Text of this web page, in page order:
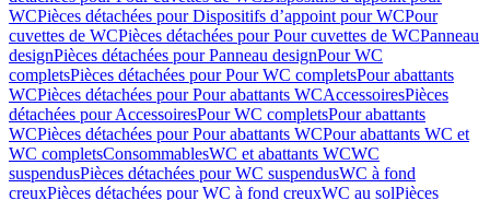
WCPièces détachées pour Dispositifs d’appoint pour WCPour
cuvettes de WCPièces détachées pour Pour cuvettes de WCPanneau
designPièces détachées pour Panneau designPour WC
completsPièces détachées pour Pour WC completsPour abattants
WCPièces détachées pour Pour abattants WCAccessoiresPièces
détachées pour AccessoiresPour WC completsPour abattants
WCPièces détachées pour Pour abattants WCPour abattants WC et
WC completsConsommablesWC et abattants WCWC
suspendusPièces détachées pour WC suspendusWC à fond
creuxPièces détachées pour WC à fond creuxWC au solPièces